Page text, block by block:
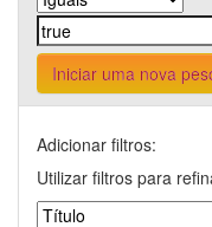
Iniciar uma nova
Adicionar filtros:
Utilizar filtros para